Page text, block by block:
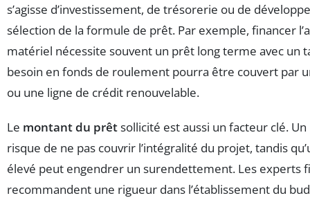
s’agisse d’investissement, de trésorerie ou de
sélection de la formule de prêt. Par exemple, financer
matériel nécessite souvent un prêt long terme avec un
besoin en fonds de roulement pourra être couvert par
ou une ligne de crédit renouvelable.
Le montant du prêtsollicité est aussi un facteur clé.
risque de ne pas couvrir l’intégralité du projet, tandis
élevé peut engendrer un surendettement. Les experts
recommandent une rigueur dans l’établissement du